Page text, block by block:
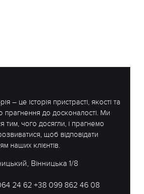
– це історія пристрасті, якості та
прагнення до досконалості. Ми
тим, чого досягли, і прагнемо
щоб відповідати
наших клієнтів.
Вінницька 1/8
24 62 +38 099 862 46 08